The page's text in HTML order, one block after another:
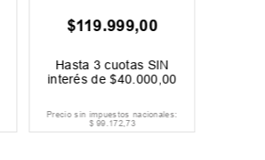
$119.999,00
Hasta3 cuotas SIN
interés de$40 .000 ,00
Precio sin impuestos nacionales:
$ 99.172,73